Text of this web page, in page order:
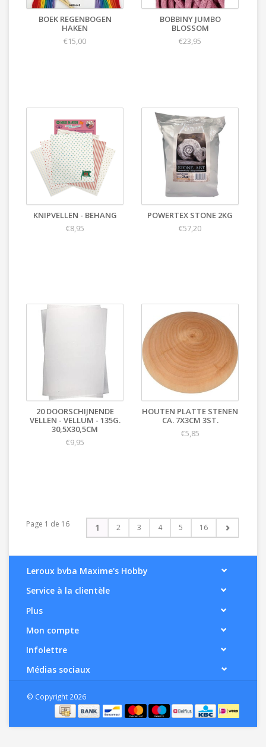
BOEK REGENBOGEN
HAKEN
€15,00
BOBBINY JUMBO
BLOSSOM
€23,95
KNIPVELLEN - BEHANG
€8,95
POWERTEX STONE 2KG
€57,20
20 DOORSCHIJNENDE
VELLEN - VELLUM - 135G.
30,5X30,5CM
€9,95
HOUTEN PLATTE STENEN
CA. 7X3CM 3ST.
€5,85
Page 1 de 16 1 2 3 4 5 16
Leroux bvba Maxime's Hobby
Service à la clientèle
Plus
Mon compte
Infolettre
Médias sociaux
© Copyright 2026